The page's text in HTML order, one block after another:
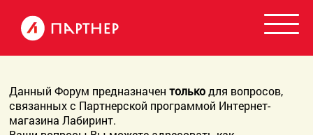
Данный Форум предназначентолькодля вопросов,
связанных с Партнерской программой Интернет-
магазина Лабиринт.